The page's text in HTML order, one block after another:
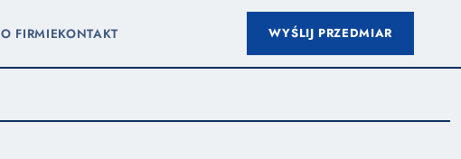
O FIRMIEKONTAKT WYŚLIJ PRZEDMIAR